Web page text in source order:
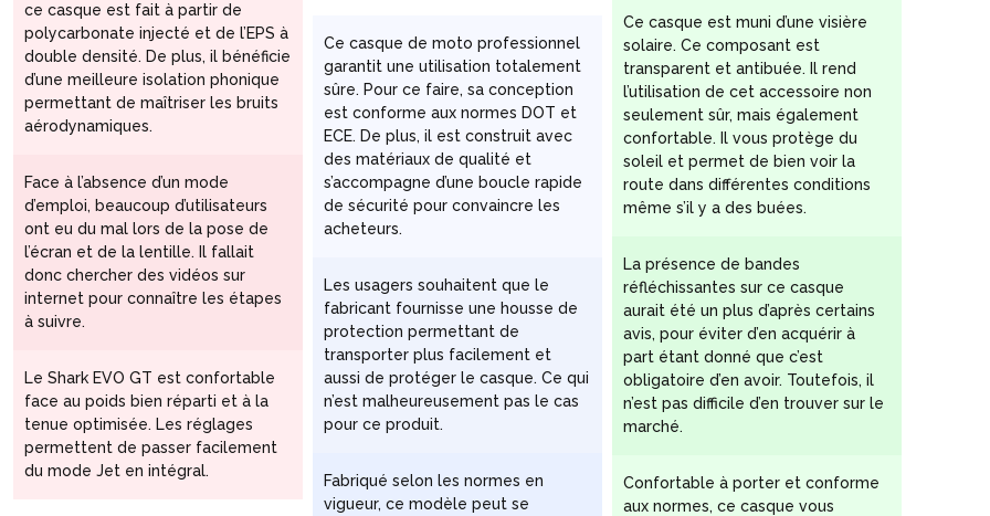
ce casque est fait à partir de
polycarbonate injecté et de l’EPS à
double densité. De plus, il bénéficie
d’une meilleure isolation phonique
permettant de maîtriser les bruits
aérodynamiques.
Face à l’absence d’un mode
d’emploi, beaucoup d’utilisateurs
ont eu du mal lors de la pose de
l’écran et de la lentille. Il fallait
donc chercher des vidéos sur
internet pour connaître les étapes
à suivre.
Le Shark EVO GT est confortable
face au poids bien réparti et à la
tenue optimisée. Les réglages
permettent de passer facilement
du mode Jet en intégral.
Ce casque de moto professionnel
garantit une utilisation totalement
sûre. Pour ce faire, sa conception
est conforme aux normes DOT et
ECE. De plus, il est construit avec
des matériaux de qualité et
s’accompagne d’une boucle rapide
de sécurité pour convaincre les
acheteurs.
Les usagers souhaitent que le
fabricant fournisse une housse de
protection permettant de
transporter plus facilement et
aussi de protéger le casque. Ce qui
n’est malheureusement pas le cas
pour ce produit.
Fabriqué selon les normes en
vigueur, ce modèle peut se
Ce casque est muni d’une visière
solaire. Ce composant est
transparent et antibuée. Il rend
l’utilisation de cet accessoire non
seulement sûr, mais également
confortable. Il vous protège du
soleil et permet de bien voir la
route dans différentes conditions
même s’il y a des buées.
La présence de bandes
réfléchissantes sur ce casque
aurait été un plus d’après certains
avis, pour éviter d’en acquérir à
part étant donné que c’est
obligatoire d’en avoir. Toutefois, il
n’est pas difficile d’en trouver sur le
marché.
Confortable à porter et conforme
aux normes, ce casque vous